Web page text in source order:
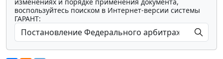
изменениях и порядке применения документа,
воспользуйтесь поиском в Интернет-версии системы
ГАРАНТ: